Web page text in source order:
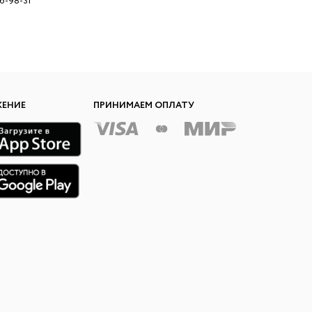
ПРИНИМАЕМ ОПЛАТУ